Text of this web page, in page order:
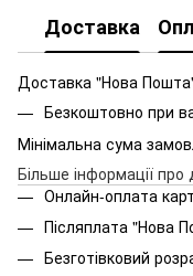
Доставка
Доставка "Нова
Безкоштовно при
Мінімальна сума
Більше інформації про
Онлайн-оплата
Післяплата "Нова
Безготівковий